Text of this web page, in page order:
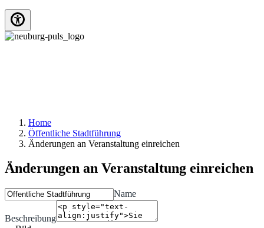
Home
Öffentliche Stadtführung
Änderungen an Veranstaltung einreichen
Änderungen an Veranstaltung einreichen
Name
Beschreibung